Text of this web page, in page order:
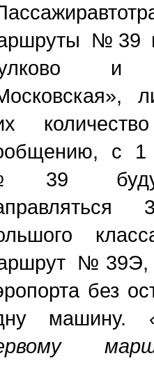
№39
и
с 1
будут
№39Э,
без
машину.